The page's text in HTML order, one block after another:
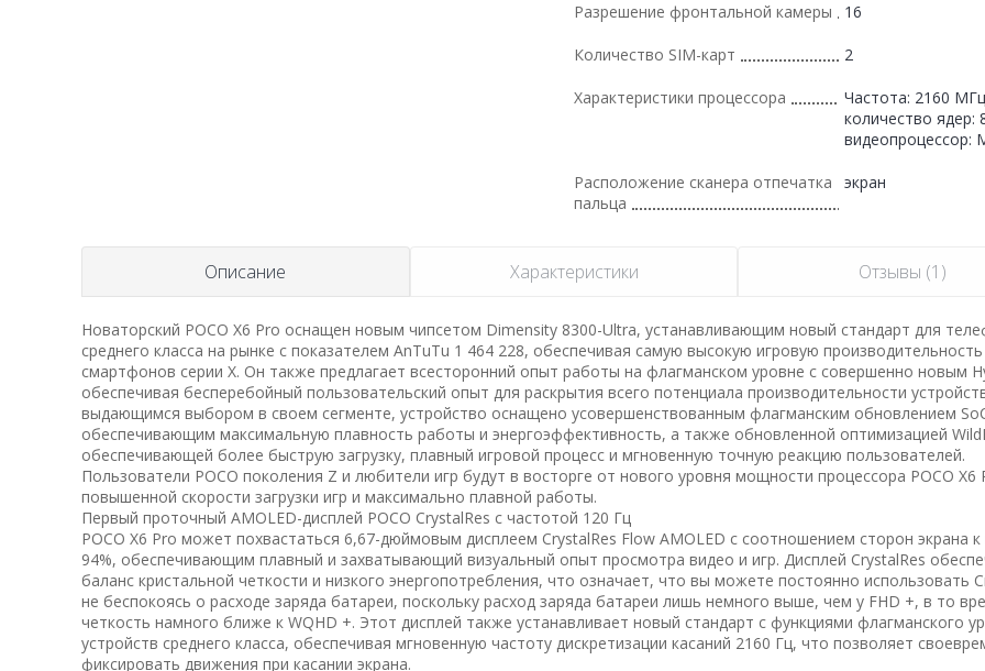
Разрешение фронтальной камеры 16
Количество SIM-карт 2
Характеристики процессора
Частота: 2160
количество ядер:
видеопроцессор:
Расположение сканера отпечатка
пальца
экран
Описание Характеристики Отзывы (1)
Новаторский POCO X6 Pro оснащен новым чипсетом Dimensity 8300-Ultra, устанавливающим новый стандарт для
среднего класса на рынке с показателем AnTuTu 1 464 228, обеспечивая самую высокую игровую
смартфонов серии X. Он также предлагает всесторонний опыт работы на флагманском уровне с совершенно новым
обеспечивая бесперебойный пользовательский опыт для раскрытия всего потенциала производительности
выдающимся выбором в своем сегменте, устройство оснащено усовершенствованным флагманским обновлением
обеспечивающим максимальную плавность работы и энергоэффективность, а также обновленной оптимизацией
обеспечивающей более быструю загрузку, плавный игровой процесс и мгновенную точную реакцию пользователей.
Пользователи POCO поколения Z и любители игр будут в восторге от нового уровня мощности процессора POCO X6
повышенной скорости загрузки игр и максимально плавной работы.
Первый проточный AMOLED-дисплей POCO CrystalRes с частотой 120 Гц
POCO X6 Pro может похвастаться 6,67-дюймовым дисплеем CrystalRes Flow AMOLED с соотношением сторон экрана к
94%, обеспечивающим плавный и захватывающий визуальный опыт просмотра видео и игр. Дисплей CrystalRes
баланс кристальной четкости и низкого энергопотребления, что означает, что вы можете постоянно использовать
не беспокоясь о расходе заряда батареи, поскольку расход заряда батареи лишь немного выше, чем у FHD +, в то
четкость намного ближе к WQHD +. Этот дисплей также устанавливает новый стандарт с функциями флагманского
устройств среднего класса, обеспечивая мгновенную частоту дискретизации касаний 2160 Гц, что позволяет
фиксировать движения при касании экрана.